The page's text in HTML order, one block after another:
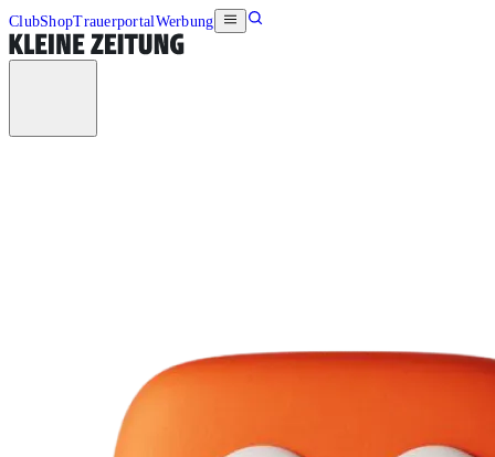
ClubShopTrauerportalWerbung